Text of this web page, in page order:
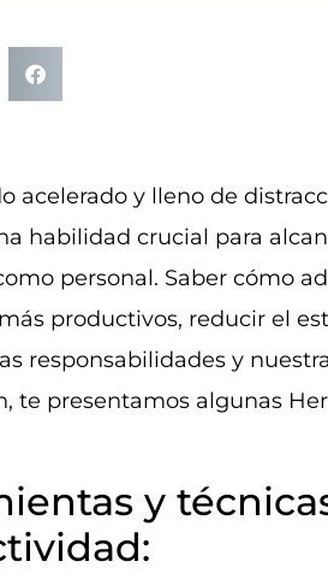
acelerado y lleno de
habilidad crucial para
personal. Saber cómo
productivos, reducir el
responsabilidades y
te presentamos algunas
y